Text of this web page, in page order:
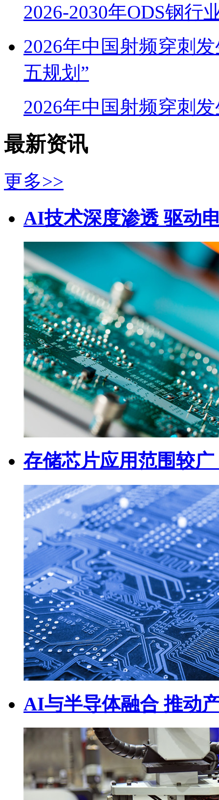
2026-2030年ODS钢行
2026年中国射频穿刺
五规划”
2026年中国射频穿刺
最新资讯
更多>>
AI技术深度渗透 驱动
存储芯片应用范围较
AI与半导体融合 推动